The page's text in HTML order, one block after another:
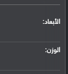
الأبعاد:
الوزن: